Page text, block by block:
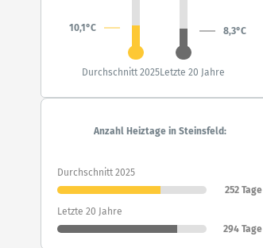
10,1°C 8,3°C
Durchschnitt 2025Letzte 20 Jahre
Anzahl Heiztage in Steinsfeld:
Durchschnitt 2025
252 Tage
Letzte 20 Jahre
294 Tage